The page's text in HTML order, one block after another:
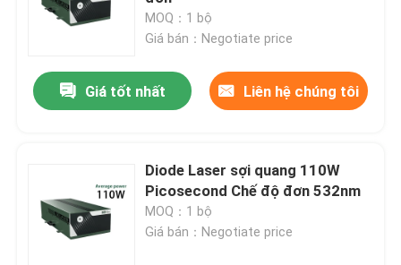
MOQ：1 bộ
Giá bán：Negotiate price
Giá tốt nhất Liên hệ chúng tôi
Diode Laser sợi quang 110W
Picosecond Chế độ đơn 532nm
MOQ：1 bộ
Giá bán：Negotiate price